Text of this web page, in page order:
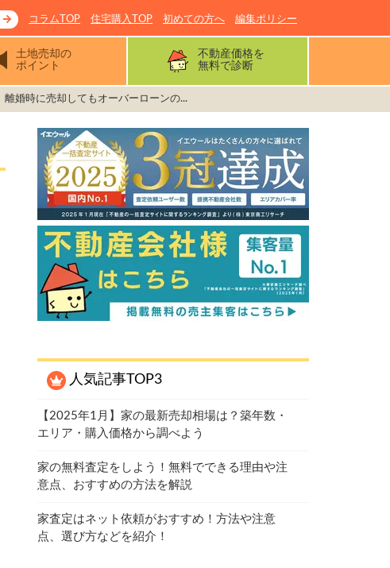
コラムTOP 住宅購入TOP 初めての方へ 編集ポリシー
土地売却の
ポイント
不動産価格を
無料で診断
離婚時に売却してもオーバーローンの...
人気記事TOP3
【2025年1月】家の最新売却相場は？築年数・
エリア・購入価格から調べよう
家の無料査定をしよう！無料でできる理由や注
意点、おすすめの方法を解説
家査定はネット依頼がおすすめ！方法や注意
点、選び方などを紹介！